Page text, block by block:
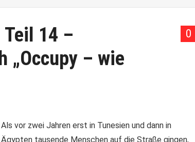
0
14 –
„Occupy – wie
Als vor zwei Jahren erst in Tunesien und dann in
Ägypten tausende Menschen auf die Straße gingen,